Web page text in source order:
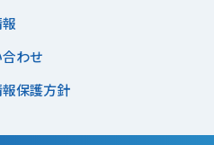
わせ
保護方針